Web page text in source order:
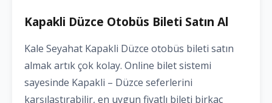
Kapakli Düzce Otobüs Bileti Satın Al
Kale Seyahat Kapakli Düzce otobüs bileti satın
almak artık çok kolay. Online bilet sistemi
sayesinde Kapakli – Düzce seferlerini
karşılaştırabilir, en uygun fiyatlı bileti birkaç